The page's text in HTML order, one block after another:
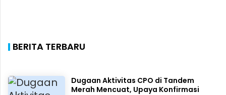
BERITA TERBARU
Dugaan Aktivitas CPO di Tandem
Merah Mencuat, Upaya Konfirmasi